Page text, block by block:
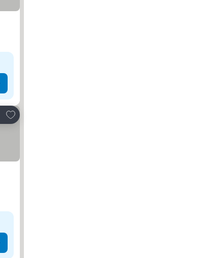
ア
お気に入りに追加